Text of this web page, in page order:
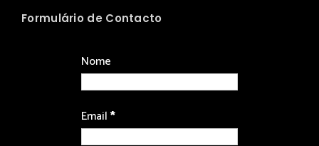
Formulário de Contacto
Nome
Email*